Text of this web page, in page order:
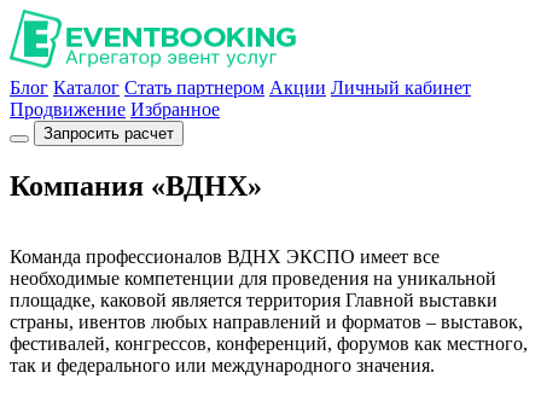
Блог Каталог Стать партнером Акции Личный кабинет
Продвижение Избранное
Запросить расчет
Компания «ВДНХ»
Команда профессионалов ВДНХ ЭКСПО имеет все
необходимые компетенции для проведения на уникальной
площадке, каковой является территория Главной выставки
страны, ивентов любых направлений и форматов – выставок,
фестивалей, конгрессов, конференций, форумов как местного,
так и федерального или международного значения.